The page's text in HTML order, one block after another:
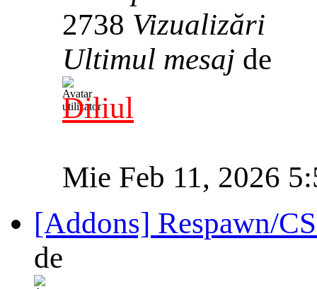
2738 Vizualizări
Ultimul mesaj de
Diliul
Mie Feb 11, 2026
[Addons] Respawn/
de